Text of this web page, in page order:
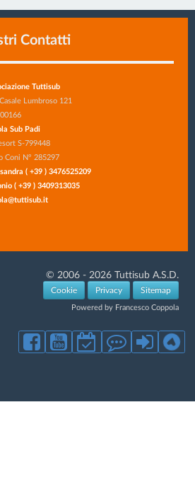
Contatti
Tuttisub
Lumbroso 121
Sub Padi
S-799448
Coni N° 285297
( +39 ) 3476525209
( +39 ) 3409313035
© 2006 - 2026 Tuttisub A.S.D.
Cookie Privacy Sitemap
Powered by Francesco Coppola